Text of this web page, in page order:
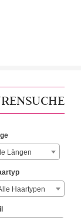
Längen
Haartypen